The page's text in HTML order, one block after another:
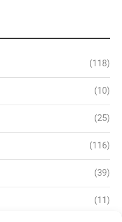
(118)
(10)
(25)
(116)
(39)
(11)